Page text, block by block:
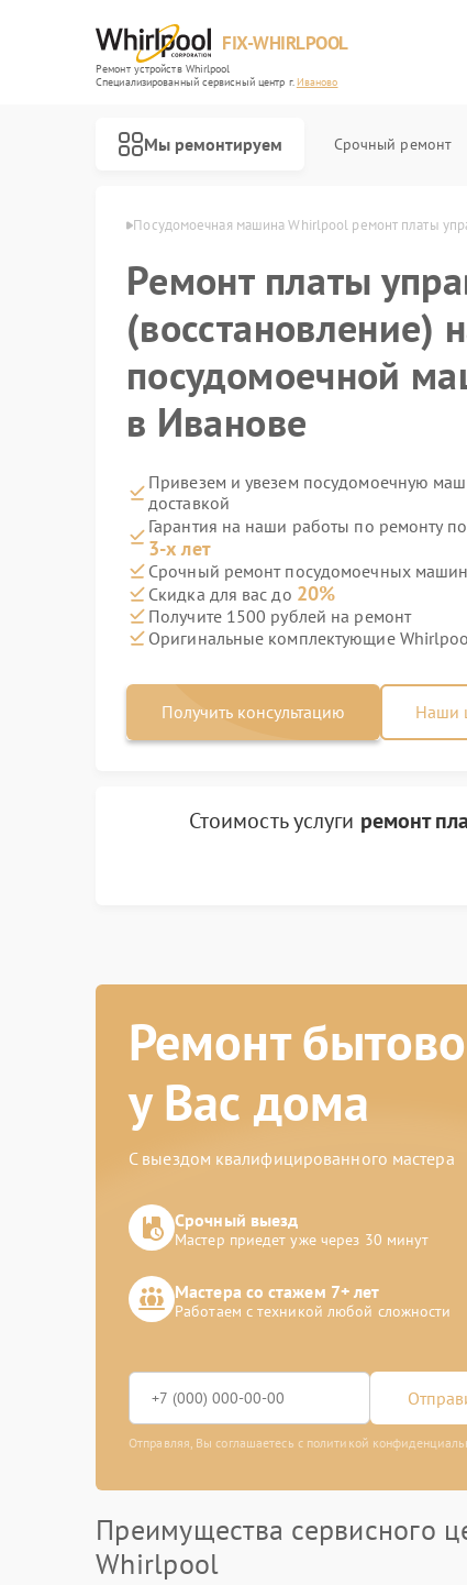
FIX-WHIRLPOOL
Ремонт устройств Whirlpool
Специализированный cервисный центр г. Иваново
Мы ремонтируем Срочный ремонт
в Иванове Посудомоечная машина Whirlpool ремонт платы
Ремонт платы
(восстановление)
посудомоечной
в Иванове
Привезем и увезем посудомоечную
доставкой
Гарантия на наши работы по ремонту
3-х лет
Срочный ремонт посудомоечных
Скидка для вас до 20%
Получите 1500 рублей на ремонт
Оригинальные комплектующие
Получить консультацию Наши
Стоимость услуги ремонт
Ремонт
у Вас дома
С выездом квалифицированного мастера
Срочный выезд
Мастер приедет уже через 30 минут
Мастера со стажем 7+ лет
Работаем с техникой любой сложности
Отправляя, Вы соглашаетесь с политикой
Преимущества сервисного
Whirlpool